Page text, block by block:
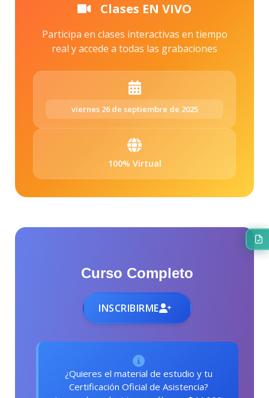
Clases EN VIVO
Participa en clases interactivas en tiempo
real y accede a todas las grabaciones
viernes 26 de septiembre de 2025
100% Virtual
Curso Completo
INSCRIBIRME
¿Quieres el material de estudio y tu
Certificación Oficial de Asistencia?